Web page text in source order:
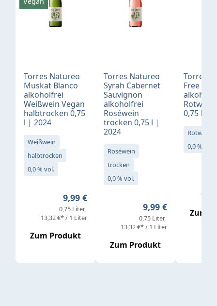
Torres Natureo
Muskat Blanco
alkoholfrei
Weißwein Vegan
halbtrocken 0,75
l | 2024
Weißwein
halbtrocken
0,0 % vol.
Regulärer Preis:
9,99 €
0,75 Liter
13,32 €* / 1 Liter
Zum Produkt
Torres Natureo
Syrah Cabernet
Sauvignon
alkoholfrei
Roséwein
trocken 0,75 l |
2024
Roséwein
trocken
0,0 % vol.
Regulärer Preis:
9,99 €
0,75 Liter
13,32 €* / 1 Liter
Zum Produkt
Torres
Free
Rotwein
0,75 l |
Rotwein
0,0 % vol.
Zum